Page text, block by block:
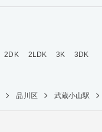
2DK 2LDK 3K
3DK
品川区 武蔵小山駅